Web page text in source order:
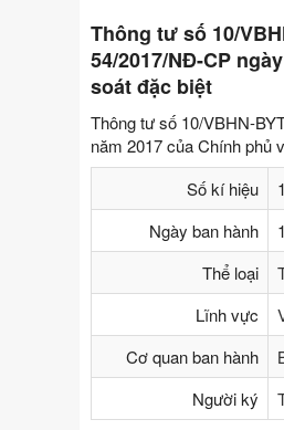
Thông tư số 10/
54/2017/NĐ-CP
soát đặc biệt
Thông tư số 10/VBHN-
năm 2017 của Chính phủ
Số kí hiệu
Ngày ban hành
Thể loại
Lĩnh vực
Cơ quan ban hành
Người ký